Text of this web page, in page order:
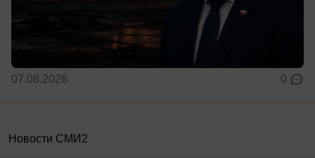
07.08.2026 0
Новости СМИ2